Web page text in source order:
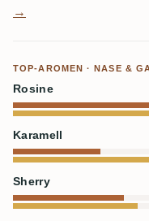
→
TOP-AROMEN · NASE &
Rosine
Karamell
Sherry